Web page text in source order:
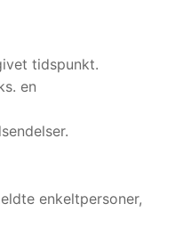
tidspunkt.
en
enkeltpersoner,